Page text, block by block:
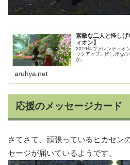
素敵な二人と怪し
ィオン】
2019年ヴァレンティオ
ックアップ。怪しげな
か。
aruhya.net
応援のメッセージカード
さてさて、頑張っているヒカセン
セージが届いているようです。